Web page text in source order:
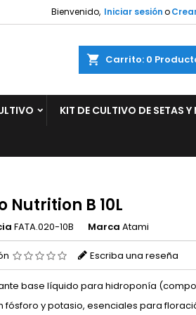
Bienvenido, Iniciar sesióno
Carrito 0
KIT DE CULTIVO DE SETAS Y
Nutrition B 10L
FATA.020-10B Marca Atami
Escriba una reseña
base líquido para hidroponía
fósforo y potasio, esenciales para